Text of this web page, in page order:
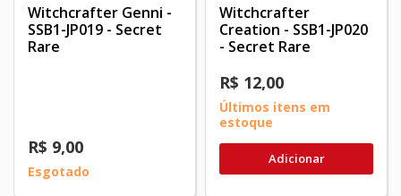
Witchcrafter Genni -
SSB1-JP019 - Secret
Rare
R$ 9,00
Esgotado
Witchcrafter
Creation - SSB1-JP020
- Secret Rare
R$ 12,00
Últimos itens em
estoque
Adicionar